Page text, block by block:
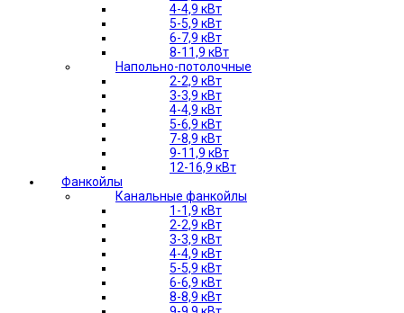
4-4,9 кВт
5-5,9 кВт
6-7,9 кВт
8-11,9 кВт
Напольно-потолочные
2-2,9 кВт
3-3,9 кВт
4-4,9 кВт
5-6,9 кВт
7-8,9 кВт
9-11,9 кВт
12-16,9 кВт
Фанкойлы
Канальные фанкойлы
1-1,9 кВт
2-2,9 кВт
3-3,9 кВт
4-4,9 кВт
5-5,9 кВт
6-6,9 кВт
8-8,9 кВт